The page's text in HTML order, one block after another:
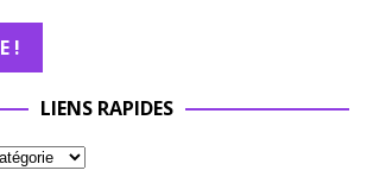
LIENS RAPIDES